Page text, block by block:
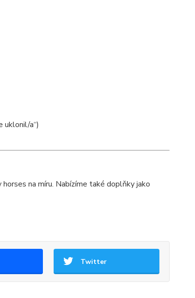
uklonil/a“)
na míru. Nabízíme také doplňky jako
Twitter